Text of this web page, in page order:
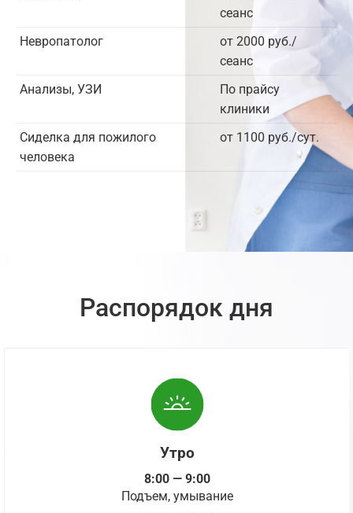
сеанс
Невропатолог
от 2000 руб./
сеанс
Анализы, УЗИ
По прайсу
клиники
Сиделка для пожилого
человека
от 1100 руб./сут.
Распорядок дня
Утро
8:00 — 9:00
Подъем, умывание